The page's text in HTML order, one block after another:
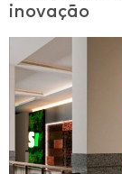
inovação